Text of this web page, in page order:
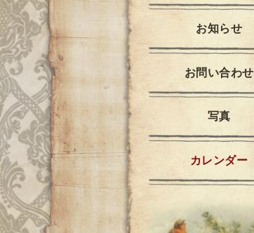
お知らせ
お問い合わせ
写真
カレンダー